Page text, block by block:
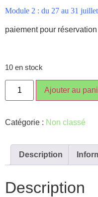
Module 2 : du 27 au 31 juillet
paiement pour réservation
10 en stock
Ajouter au
Catégorie : Non classé
Description
Description